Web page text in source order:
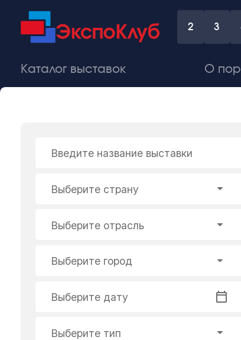
2 3
Каталог выставок О
Введите название выставки
Выберите страну
Выберите отрасль
Выберите город
Выберите дату
Выберите тип